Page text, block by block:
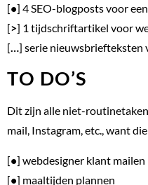
[•] 4 SEO-blogposts voor
[>] 1 tijdschriftartikel voor
[…] serie nieuwsbriefteksten
TO DO’S
Dit zijn alle niet-
mail, Instagram, etc., want
[•] webdesigner klant mailen
[•] maaltijden plannen